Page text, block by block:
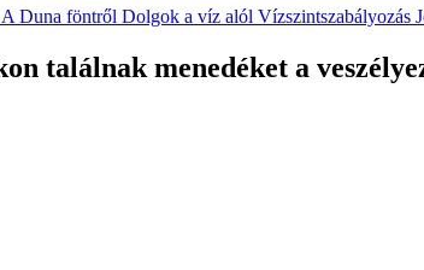
A Duna föntről Dolgok a víz alól Vízszintszabályozás
találnak menedéket a